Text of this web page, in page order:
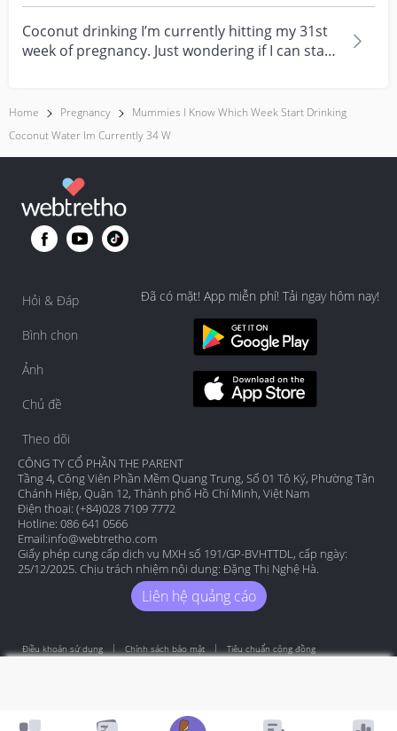
Coconut drinking I’m currently hitting my 31st
week of pregnancy. Just wondering if I can start
Home Pregnancy
Mummies I Know Which Week Start Drinking
Coconut Water Im Currently 34 W
Hỏi & Đáp
Bình chọn
Ảnh
Chủ đề
Theo dõi
Đã có mặt! App miễn phí! Tải ngay hôm nay!
CÔNG TY CỔ PHẦN THE PARENT
Tầng 4, Công Viên Phần Mềm Quang Trung, Số 01 Tô Ký, Phường Tân
Chánh Hiệp, Quận 12, Thành phố Hồ Chí Minh, Việt Nam
Điện thoại: (+84)028 7109 7772
Hotline: 086 641 0566
Email:info@webtretho.com
Giấy phép cung cấp dịch vụ MXH số 191/GP-BVHTTDL, cấp ngày:
25/12/2025. Chịu trách nhiệm nội dung: Đặng Thị Nghệ Hà.
Liên hệ quảng cáo
Điều khoản sử dụng Chính sách bảo mật Tiêu chuẩn cộng đồng